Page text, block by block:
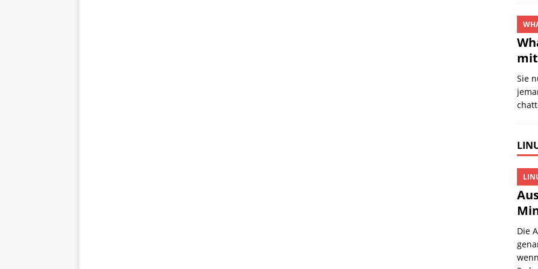
Sie
Die